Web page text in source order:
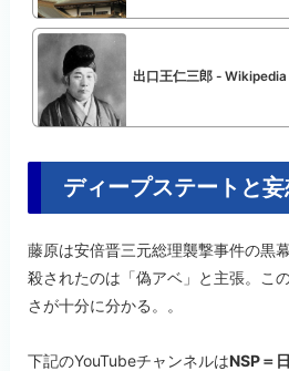
出口王仁三郎 - Wikipedia
ディープステートと
藤原は安倍晋三元総理襲撃事件の黒
殺されたのは「偽アベ」と主張。こ
さが十分に分かる。。
下記のYouTubeチャンネルはNSP＝